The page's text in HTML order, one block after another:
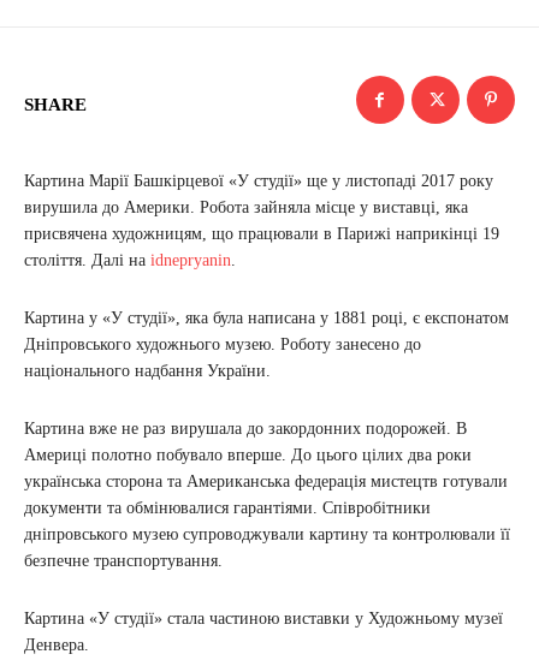
SHARE
Картина Марії Башкірцевої «У студії» ще у листопаді 2017 року
вирушила до Америки. Робота зайняла місце у виставці, яка
присвячена художницям, що працювали в Парижі наприкінці 19
століття. Далі на idnepryanin.
Картина у «У студії», яка була написана у 1881 році, є експонатом
Дніпровського художнього музею. Роботу занесено до
національного надбання України.
Картина вже не раз вирушала до закордонних подорожей. В
Америці полотно побувало вперше. До цього цілих два роки
українська сторона та Американська федерація мистецтв готували
документи та обмінювалися гарантіями. Співробітники
дніпровського музею супроводжували картину та контролювали її
безпечне транспортування.
Картина «У студії» стала частиною виставки у Художньому музеї
Денвера.